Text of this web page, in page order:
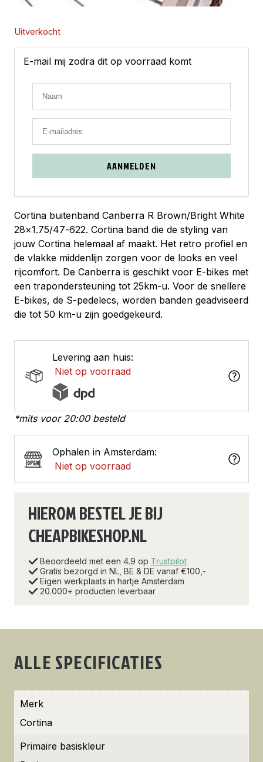
Uitverkocht
E-mail mij zodra dit op voorraad komt
AANMELDEN
Cortina buitenband Canberra R Brown/Bright White
28×1.75/47-622. Cortina band die de styling van
jouw Cortina helemaal af maakt. Het retro profiel en
de vlakke middenlijn zorgen voor de looks en veel
rijcomfort. De Canberra is geschikt voor E-bikes met
een trapondersteuning tot 25km-u. Voor de snellere
E-bikes, de S-pedelecs, worden banden geadviseerd
die tot 50 km-u zijn goedgekeurd.
Levering aan huis:
Niet op voorraad
*mits voor 20:00 besteld
Ophalen in Amsterdam:
Niet op voorraad
HIEROM BESTEL JE BIJ
CHEAPBIKESHOP.NL
Beoordeeld met een 4.9 op Trustpilot
Gratis bezorgd in NL, BE & DE vanaf €100,-
Eigen werkplaats in hartje Amsterdam
20.000+ producten leverbaar
ALLE SPECIFICATIES
Merk
Cortina
Primaire basiskleur